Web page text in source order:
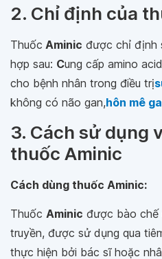
2. Chỉ định của
Thuốc Aminic được chỉ định
hợp sau: Cung cấp amino
cho bệnh nhân trong điều trị
không có não gan,hôn mê
3. Cách sử dụng
thuốc Aminic
Cách dùng thuốc Aminic:
Thuốc Aminic được bào chế
truyền, được sử dụng qua
thực hiện bởi bác sĩ hoặc